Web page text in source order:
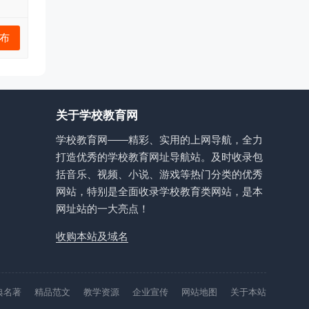
关于学校教育网
学校教育网——精彩、实用的上网导航，全力
打造优秀的学校教育网址导航站。及时收录包
括音乐、视频、小说、游戏等热门分类的优秀
网站，特别是全面收录学校教育类网站，是本
网址站的一大亮点！
收购本站及域名
名著 精品范文 教学资源 企业宣传 网站地图 关于本站